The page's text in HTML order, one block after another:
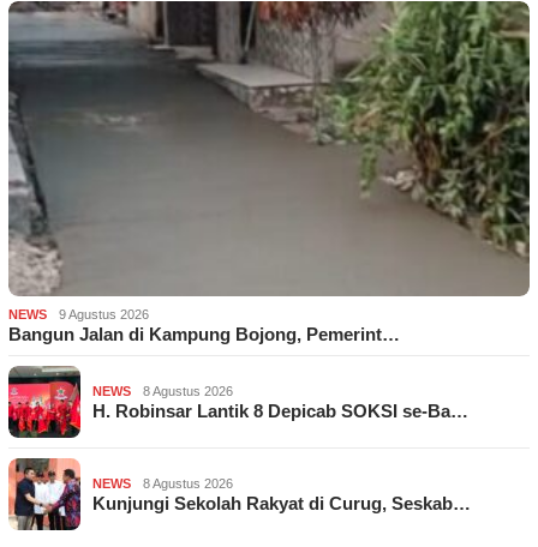
NEWS 9 Agustus 2026
Bangun Jalan di Kampung Bojong, Pemerint…
NEWS 8 Agustus 2026
H. Robinsar Lantik 8 Depicab SOKSI se-Ba…
NEWS 8 Agustus 2026
Kunjungi Sekolah Rakyat di Curug, Seskab…